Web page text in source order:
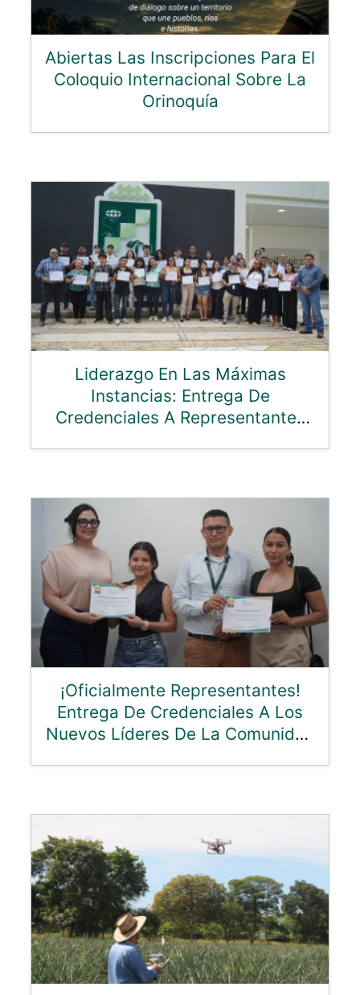
Abiertas Las Inscripciones Para El
Coloquio Internacional Sobre La
Orinoquía
Liderazgo En Las Máximas
Instancias: Entrega De
Credenciales A Representantes
¡Oficialmente Representantes!
Entrega De Credenciales A Los
Nuevos Líderes De La Comunidad